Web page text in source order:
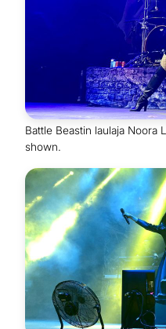
Battle Beastin laulaja
shown.